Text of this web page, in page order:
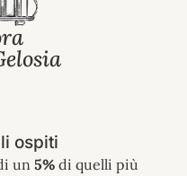
ospiti
un 5%di quelli più